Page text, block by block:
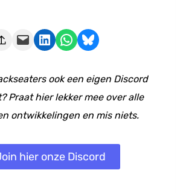
Deze pagina e-mailen Delen op LinkedIn Delen via WhatsApp Share on Bluesky
ook een eigen Discord
Praat hier lekker mee over alle
ontwikkelingen en mis niets.
hier onze Discord